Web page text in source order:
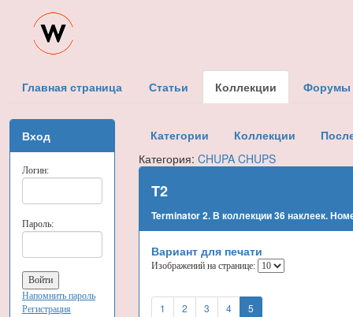
Главная страница Статьи Коллекции Форумы
Вход
Логин:
Пароль:
Напомнить пароль
Регистрация
Категории Коллекции
Категория:CHUPA CHUPS
T2
Terminator 2. В коллекции 36 наклеек.
Вариант для печати
Изображений на странице:
1 2 3 4 5